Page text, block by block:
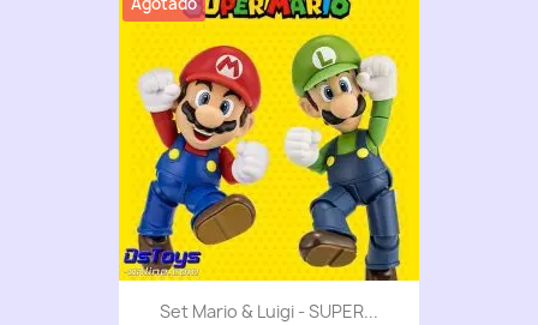
Set Mario & Luigi - SUPER...